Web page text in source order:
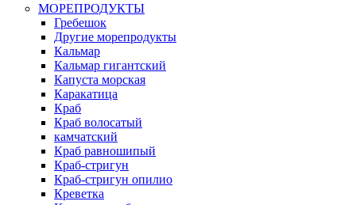
МОРЕПРОДУКТЫ
Гребешок
Другие морепродукты
Кальмар
Кальмар гигантский
Капуста морская
Каракатица
Краб
Краб волосатый
камчатский
Краб равношипый
Краб-стригун
Краб-стригун опилио
Креветка